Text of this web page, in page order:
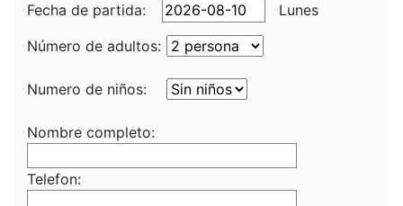
Fecha de partida:
Lunes
Número de adultos:
Numero de niños:
Nombre completo:
Telefon: